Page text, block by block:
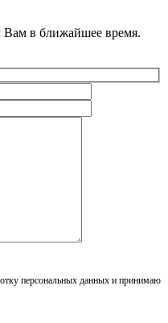
Вам в ближайшее время.
персональных данных и принимаю